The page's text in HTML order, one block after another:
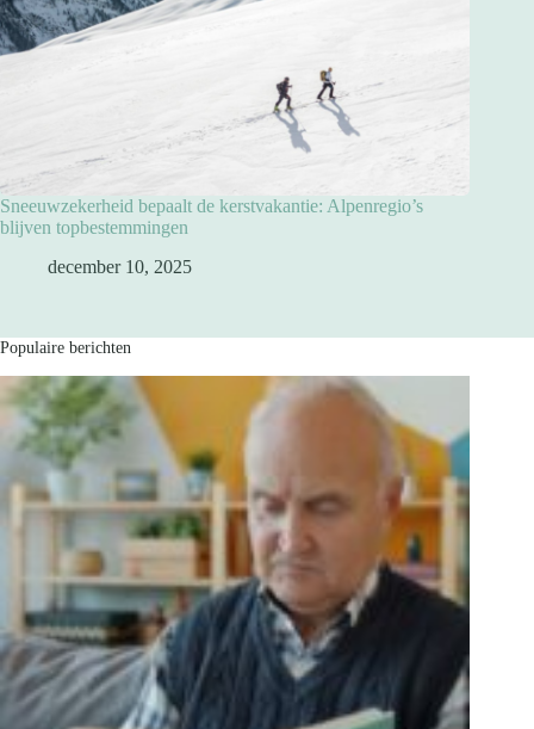
Sneeuwzekerheid bepaalt de kerstvakantie: Alpenregio’s
blijven topbestemmingen
december 10, 2025
Populaire berichten